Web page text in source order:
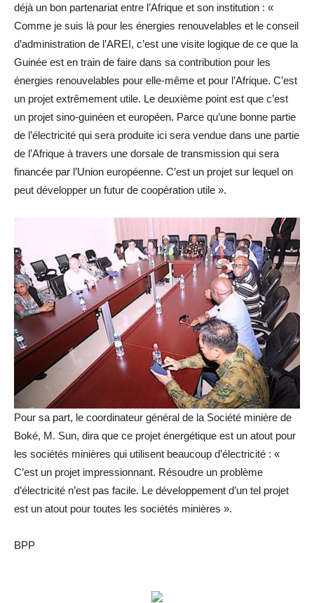
déjà un bon partenariat entre l’Afrique et son institution : «
Comme je suis là pour les énergies renouvelables et le conseil
d’administration de l’AREI, c’est une visite logique de ce que la
Guinée est en train de faire dans sa contribution pour les
énergies renouvelables pour elle-même et pour l’Afrique. C’est
un projet extrêmement utile. Le deuxième point est que c’est
un projet sino-guinéen et européen. Parce qu’une bonne partie
de l’électricité qui sera produite ici sera vendue dans une partie
de l’Afrique à travers une dorsale de transmission qui sera
financée par l’Union européenne. C’est un projet sur lequel on
peut développer un futur de coopération utile ».
Pour sa part, le coordinateur général de la Société minière de
Boké, M. Sun, dira que ce projet énergétique est un atout pour
les sociétés minières qui utilisent beaucoup d’électricité : «
C’est un projet impressionnant. Résoudre un problème
d’électricité n’est pas facile. Le développement d’un tel projet
est un atout pour toutes les sociétés minières ».
BPP